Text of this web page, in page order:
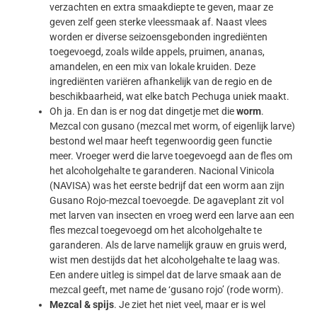
verzachten en extra smaakdiepte te geven, maar ze
geven zelf geen sterke vleessmaak af. Naast vlees
worden er diverse seizoensgebonden ingrediënten
toegevoegd, zoals wilde appels, pruimen, ananas,
amandelen, en een mix van lokale kruiden. Deze
ingrediënten variëren afhankelijk van de regio en de
beschikbaarheid, wat elke batch Pechuga uniek maakt.
Oh ja. En dan is er nog dat dingetje met dieworm.
Mezcal con gusano (mezcal met worm, of eigenlijk larve)
bestond wel maar heeft tegenwoordig geen functie
meer. Vroeger werd die larve toegevoegd aan de fles om
het alcoholgehalte te garanderen. Nacional Vinicola
(NAVISA) was het eerste bedrijf dat een worm aan zijn
Gusano Rojo-mezcal toevoegde. De agaveplant zit vol
met larven van insecten en vroeg werd een larve aan een
fles mezcal toegevoegd om het alcoholgehalte te
garanderen. Als de larve namelijk grauw en gruis werd,
wist men destijds dat het alcoholgehalte te laag was.
Een andere uitleg is simpel dat de larve smaak aan de
mezcal geeft, met name de ‘gusano rojo’ (rode worm).
Mezcal & spijs. Je ziet het niet veel, maar er is wel